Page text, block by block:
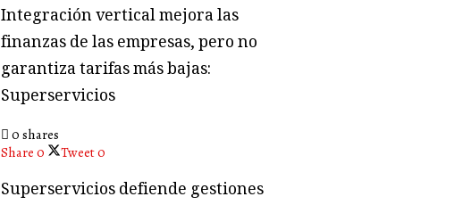
Integración vertical mejora las
finanzas de las empresas, pero no
garantiza tarifas más bajas:
Superservicios
0 shares
Share 0 Tweet0
Superservicios defiende gestiones